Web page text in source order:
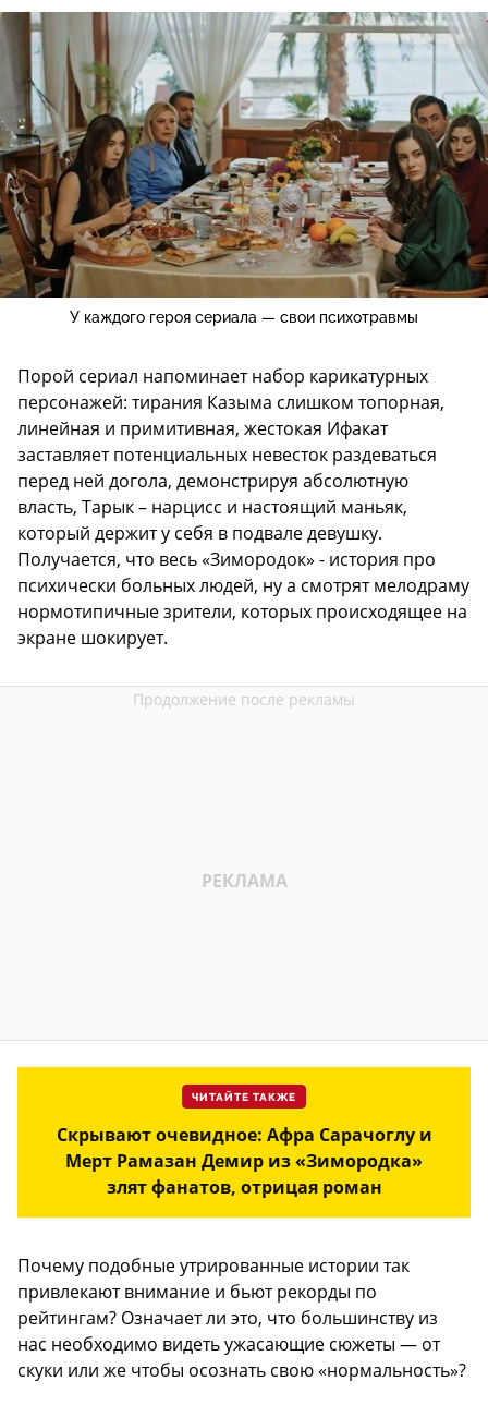
У каждого героя сериала — свои психотравмы
Порой сериал напоминает набор карикатурных
персонажей: тирания Казыма слишком топорная,
линейная и примитивная, жестокая Ифакат
заставляет потенциальных невесток раздеваться
перед ней догола, демонстрируя абсолютную
власть, Тарык – нарцисс и настоящий маньяк,
который держит у себя в подвале девушку.
Получается, что весь «Зимородок» - история про
психически больных людей, ну а смотрят мелодраму
нормотипичные зрители, которых происходящее на
экране шокирует.
ЧИТАЙТЕ ТАКЖЕ
Скрывают очевидное: Афра Сарачоглу и
Мерт Рамазан Демир из «Зимородка»
злят фанатов, отрицая роман
Почему подобные утрированные истории так
привлекают внимание и бьют рекорды по
рейтингам? Означает ли это, что большинству из
нас необходимо видеть ужасающие сюжеты — от
скуки или же чтобы осознать свою «нормальность»?